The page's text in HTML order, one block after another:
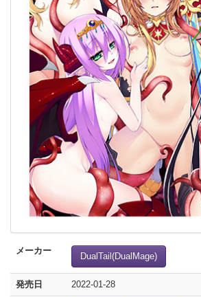
メーカー
DualTail(DualMage)
発売日 2022-01-28